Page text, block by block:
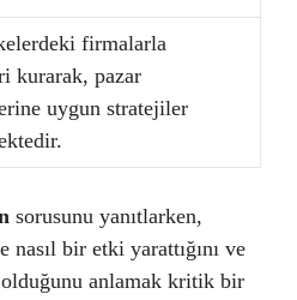
firmalarla
kurarak, pazar
uygun stratejiler
sorusunu yanıtlarken,
bir etki yarattığını ve
anlamak kritik bir